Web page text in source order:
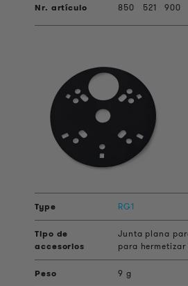
850 521 900
RG1
Junta plana
para
9 g